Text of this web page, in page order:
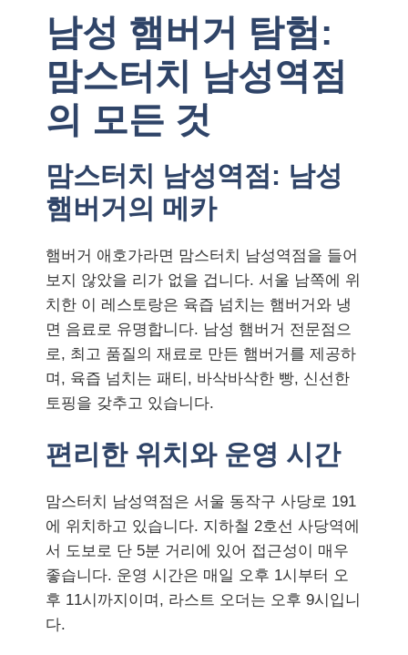
남성 햄버거 탐험:
맘스터치 남성역점
의 모든 것
맘스터치 남성역점: 남성
햄버거의 메카
햄버거 애호가라면 맘스터치 남성역점을 들어
보지 않았을 리가 없을 겁니다. 서울 남쪽에 위
치한 이 레스토랑은 육즙 넘치는 햄버거와 냉
면 음료로 유명합니다. 남성 햄버거 전문점으
로, 최고 품질의 재료로 만든 햄버거를 제공하
며, 육즙 넘치는 패티, 바삭바삭한 빵, 신선한
토핑을 갖추고 있습니다.
편리한 위치와 운영 시간
맘스터치 남성역점은 서울 동작구 사당로 191
에 위치하고 있습니다. 지하철 2호선 사당역에
서 도보로 단 5분 거리에 있어 접근성이 매우
좋습니다. 운영 시간은 매일 오후 1시부터 오
후 11시까지이며, 라스트 오더는 오후 9시입니
다.